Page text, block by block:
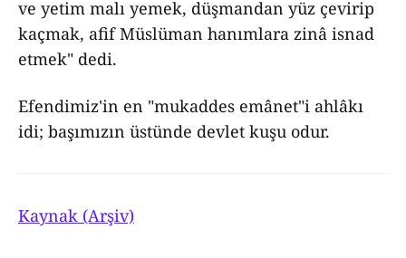
ve yetim malı yemek, düşmandan yüz çevirip
kaçmak, afif Müslüman hanımlara zinâ isnad
etmek" dedi.
Efendimiz'in en "mukaddes emânet"i ahlâkı
idi; başımızın üstünde devlet kuşu odur.
Kaynak (Arşiv)